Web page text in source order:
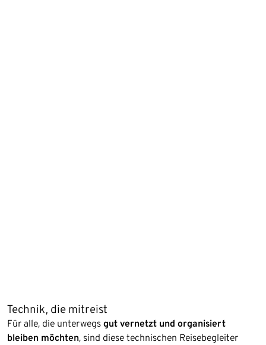
Technik, die mitreist
Für alle, die unterwegs gut vernetzt und organisiert
bleiben möchten, sind diese technischen Reisebegleiter